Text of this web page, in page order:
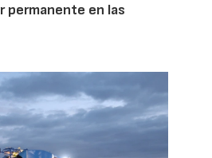
permanente en las